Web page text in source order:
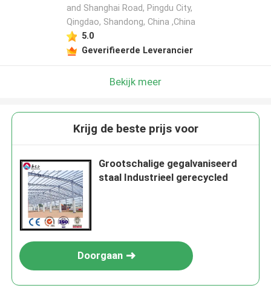
and Shanghai Road, Pingdu City,
Qingdao, Shandong, China ,China
5.0
Geverifieerde Leverancier
Bekijk meer
Krijg de beste prijs voor
Grootschalige gegalvaniseerd
staal Industrieel gerecycled
Doorgaan